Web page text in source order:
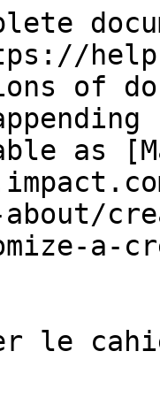
of
as
a-
le